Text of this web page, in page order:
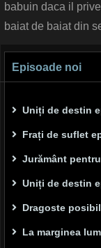
babuin daca il
baiat de baiat din
Episoade noi
Uniți de destin
Frați de suflet
Jurământ
Uniți de destin
Dragoste
La marginea